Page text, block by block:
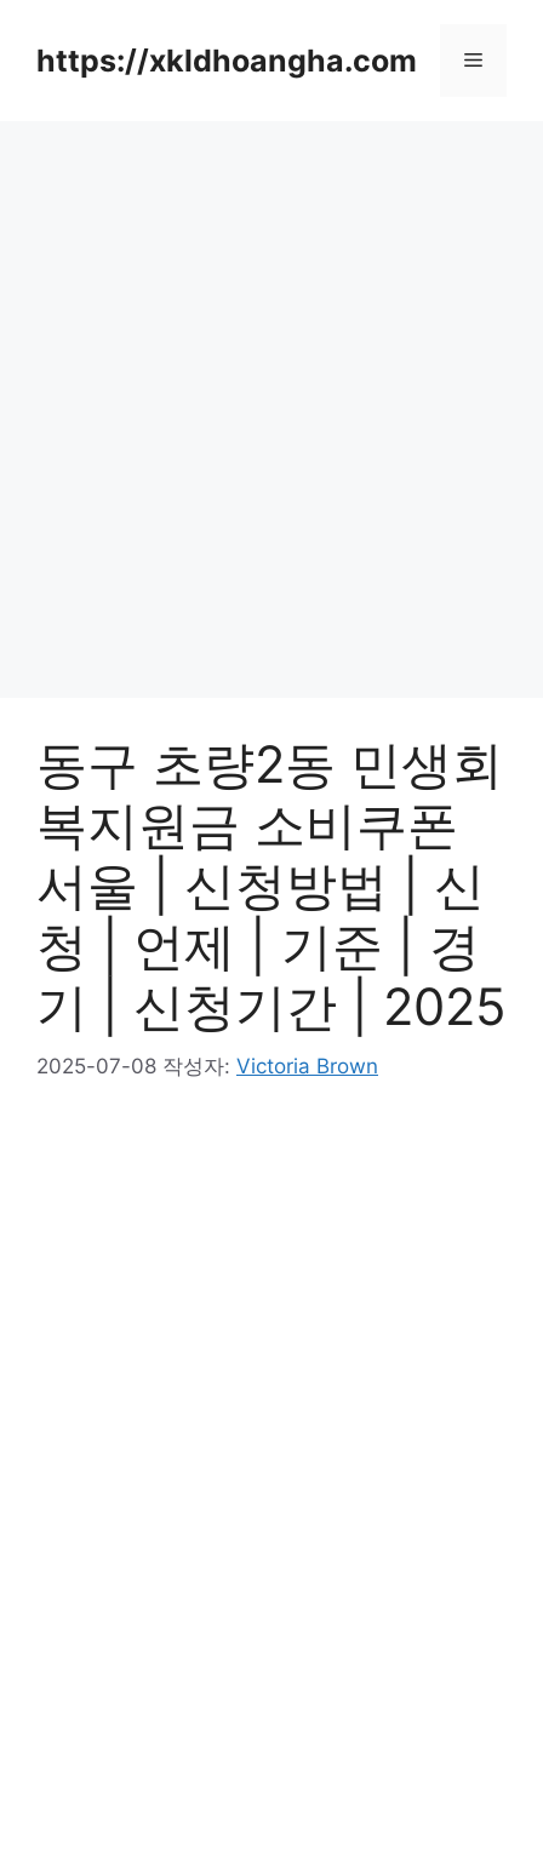
https://xkldhoangha.com 메
동구 초량2동 민생회
복지원금 소비쿠폰
서울 | 신청방법 | 신
청 | 언제 | 기준 | 경
기 | 신청기간 | 2025
2025-07-08 작성자: Victoria Brown